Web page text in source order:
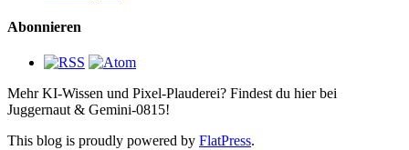
Abonnieren
Mehr KI-Wissen und Pixel-Plauderei? Findest du hier bei
Juggernaut & Gemini-0815!
This blog is proudly powered by FlatPress.